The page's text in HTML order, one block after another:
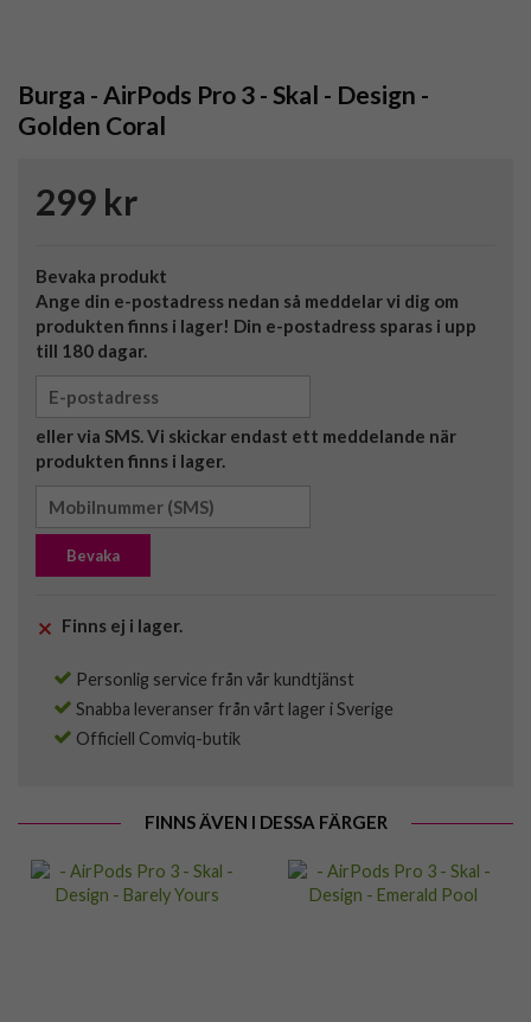
Burga - AirPods Pro 3 - Skal - Design -
Golden Coral
299 kr
Bevaka produkt
Ange din e-postadress nedan så meddelar vi dig om
produkten finns i lager! Din e-postadress sparas i upp
till 180 dagar.
eller via SMS. Vi skickar endast ett meddelande när
produkten finns i lager.
Bevaka
Finns ej i lager.
Personlig service från vår kundtjänst
Snabba leveranser från vårt lager i Sverige
Officiell Comviq-butik
FINNS ÄVEN I DESSA FÄRGER